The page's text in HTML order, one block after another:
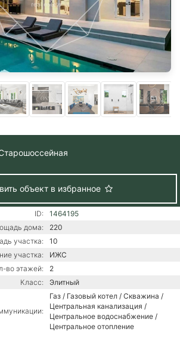
объект в избранное
ID:
1464195
дома:
220
участка:
10
участка:
ИЖС
во этажей:
2
Класс:
Элитный
Газ / Газовый котел / Скважина /
Центральная канализация /
Центральное водоснабжение /
Центральное отопление